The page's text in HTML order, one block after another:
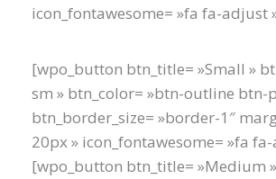
icon_fontawesome= »fa fa-adjust
[wpo_button btn_title= »Small »
sm » btn_color= »btn-outline btn-
btn_border_size= »border-1″
20px » icon_fontawesome= »fa
[wpo_button btn_title= »Medium »